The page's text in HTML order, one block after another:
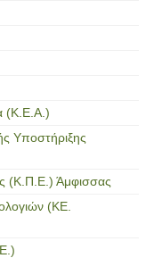
(Κ.Ε.Α.)
Υποστήριξης
(Κ.Π.Ε.) Άμφισσας
(ΚΕ.